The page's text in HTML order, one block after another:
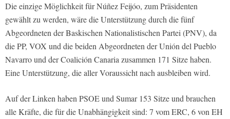
Die einzige Möglichkeit für Núñez Feijóo, zum Präsidenten
gewählt zu werden, wäre die Unterstützung durch die fünf
Abgeordneten der Baskischen Nationalistischen Partei (PNV), da
die PP, VOX und die beiden Abgeordneten der Unión del Pueblo
Navarro und der Coalición Canaria zusammen 171 Sitze haben.
Eine Unterstützung, die aller Voraussicht nach ausbleiben wird.
Auf der Linken haben PSOE und Sumar 153 Sitze und brauchen
alle Kräfte, die für die Unabhängigkeit sind: 7 vom ERC, 6 von EH